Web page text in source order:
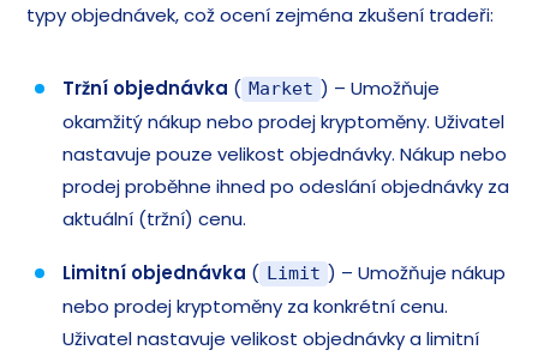
typy objednávek, což ocení zejména zkušení tradeři:
Tržní objednávka ( Market ) – Umožňuje
okamžitý nákup nebo prodej kryptoměny. Uživatel
nastavuje pouze velikost objednávky. Nákup nebo
prodej proběhne ihned po odeslání objednávky za
aktuální (tržní) cenu.
Limitní objednávka ( Limit ) – Umožňuje nákup
nebo prodej kryptoměny za konkrétní cenu.
Uživatel nastavuje velikost objednávky a limitní